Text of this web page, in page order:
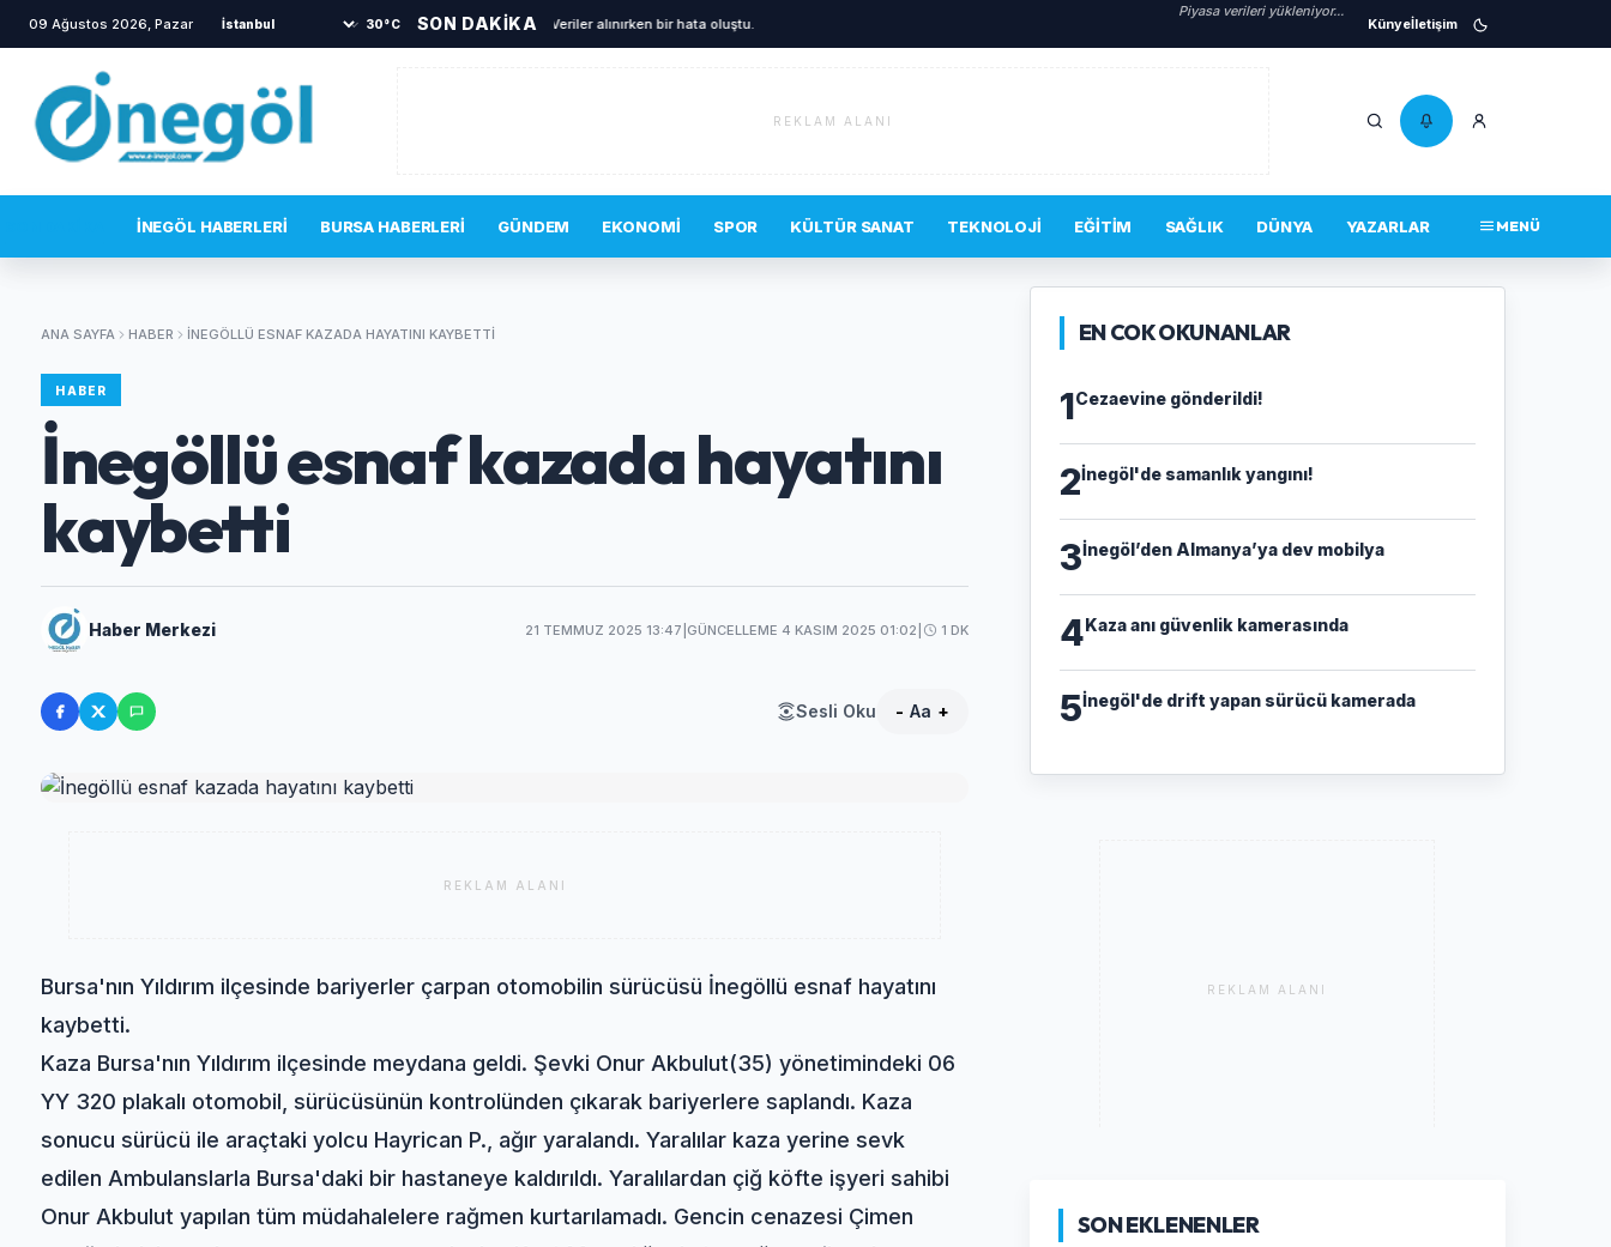
09 Ağustos 2026, Pazar 30°C SON DAKİKA Veriler alınırken bir hata oluştu.
Piyasa verileri yükleniyor...
Künyeİletişim
REKLAM ALANI
İNEGÖL HABERLERI BURSA HABERLERI GÜNDEM EKONOMI SPOR KÜLTÜR SANAT TEKNOLOJI EĞITIM SAĞLIK DÜNYA YAZARLAR MENÜ
ANA SAYFA HABER İNEGÖLLÜ ESNAF KAZADA HAYATINI KAYBETTI
HABER
İnegöllü esnaf kazada hayatını
kaybetti
Haber Merkezi 21 TEMMUZ 2025 13:47 GÜNCELLEME 4 KASIM 2025 01:02 1 DK
Sesli Oku - Aa +
REKLAM ALANI
Bursa'nın Yıldırım ilçesinde bariyerler çarpan otomobilin sürücüsü İnegöllü esnaf hayatını
kaybetti.
Kaza Bursa'nın Yıldırım ilçesinde meydana geldi. Şevki Onur Akbulut(35) yönetimindeki 06
YY 320 plakalı otomobil, sürücüsünün kontrolünden çıkarak bariyerlere saplandı. Kaza
sonucu sürücü ile araçtaki yolcu Hayrican P., ağır yaralandı. Yaralılar kaza yerine sevk
edilen Ambulanslarla Bursa'daki bir hastaneye kaldırıldı. Yaralılardan çiğ köfte işyeri sahibi
Onur Akbulut yapılan tüm müdahalelere rağmen kurtarılamadı. Gencin cenazesi Çimen
EN COK OKUNANLAR
1Cezaevine gönderildi!
2İnegöl'de samanlık yangını!
3İnegöl’den Almanya’ya dev mobilya
4Kaza anı güvenlik kamerasında
5İnegöl'de drift yapan sürücü kamerada
REKLAM ALANI
SON EKLENENLER